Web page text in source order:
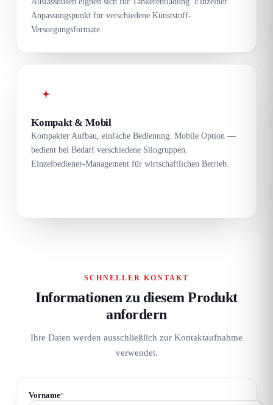
Anpassungspunkt für verschiedene Kunststoff-
Versorgungsformate.
Kompakt & Mobil
Kompakter Aufbau, einfache Bedienung. Mobile Option —
bedient bei Bedarf verschiedene Silogruppen.
Einzelbediener-Management für wirtschaftlichen Betrieb.
SCHNELLER KONTAKT
Informationen zu diesem Produkt
anfordern
Ihre Daten werden ausschließlich zur Kontaktaufnahme
verwendet.
Vorname*